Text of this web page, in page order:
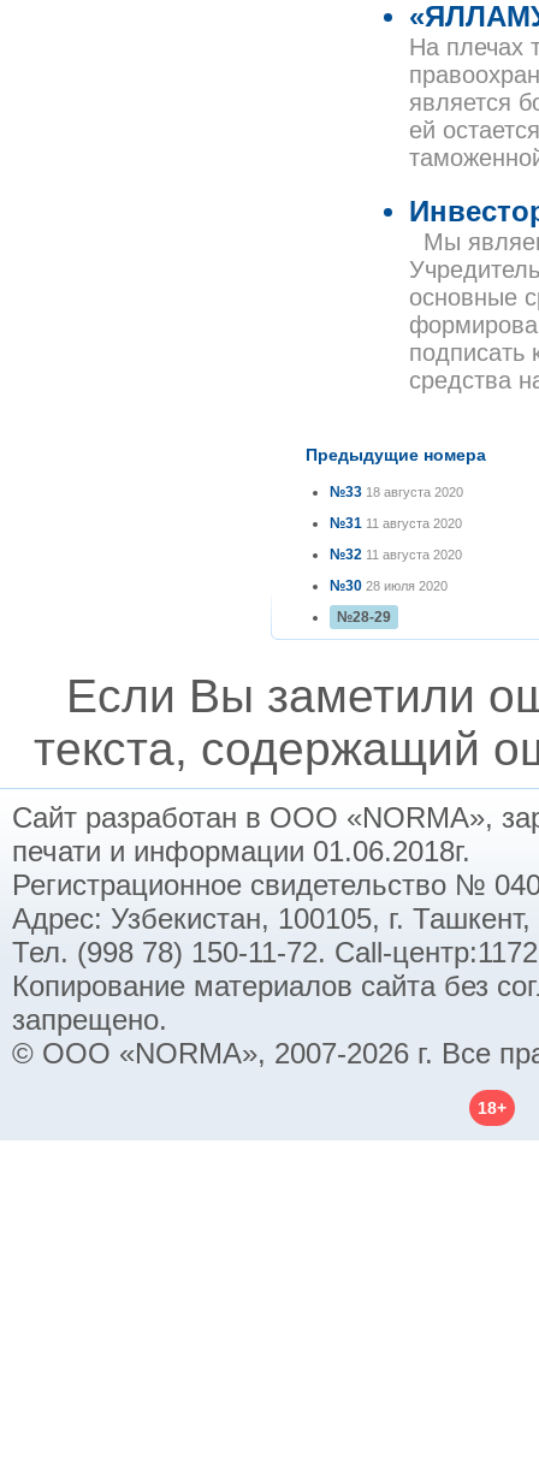
На плечах
является
ей
Мы
основные
подписать
средства
Предыдущие номера
№33 18 августа 2020
№31 11 августа 2020
№32 11 августа 2020
№30 28 июля 2020
№28-29
Если Вы заметили
текста, содержащий
Сайт разработан в ООО «NORMA»,
печати и информации 01.06.2018г.
Регистрационное свидетельство №
Адрес: Узбекистан, 100105, г.
Тел. (998 78) 150-11-72. Call-
Копирование материалов сайта без
запрещено.
© ООО «NORMA», 2007-2026 г. Все
18+